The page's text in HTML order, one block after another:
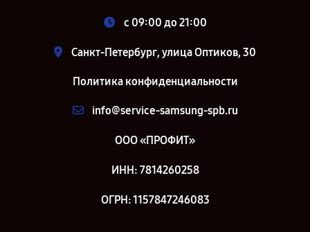
c 09:00 до 21:00
Санкт-Петербург, улица Оптиков, 30
Политика конфиденциальности
info@service-samsung-spb.ru
ООО «ПРОФИТ»
ИНН: 7814260258
ОГРН: 1157847246083